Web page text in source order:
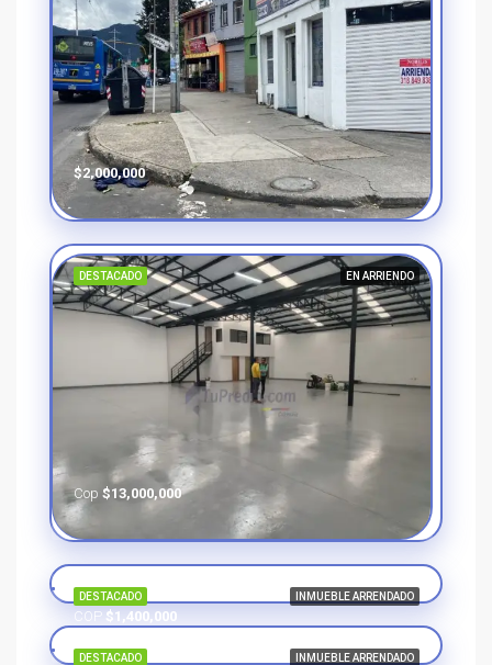
$2,000,000
EN ARRIENDO
DESTACADO
Cop $13,000,000
INMUEBLE ARRENDADO
DESTACADO
INMUEBLE ARRENDADO
DESTACADO
COP $1,400,000